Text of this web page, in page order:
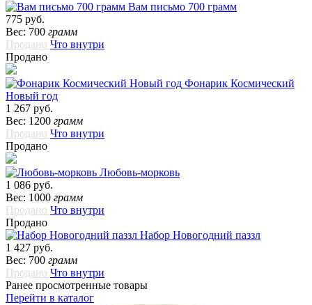
Вам письмо 700 грамм
775 руб.
Вес: 700 грамм
Продано Что внутри
Продано
Фонарик Космический
Новый год
1 267 руб.
Вес: 1200 грамм
Продано Что внутри
Продано
Любовь-морковь
1 086 руб.
Вес: 1000 грамм
Продано Что внутри
Продано
Набор Новогодний паззл
1 427 руб.
Вес: 700 грамм
Продано Что внутри
Ранее просмотренные товары
Перейти в каталог